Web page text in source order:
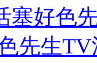
塞好色
先生TV